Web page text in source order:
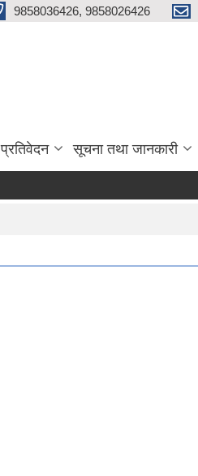
9858036426, 9858026426
प्रतिवेदन सूचना तथा जानकारी